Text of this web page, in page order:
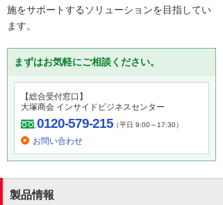
施をサポートするソリューションを目指してい
ます。
まずはお気軽にご相談ください。
【総合受付窓口】
大塚商会 インサイドビジネスセンター
0120-579-215（平日 9:00～17:30）
お問い合わせ
製品情報